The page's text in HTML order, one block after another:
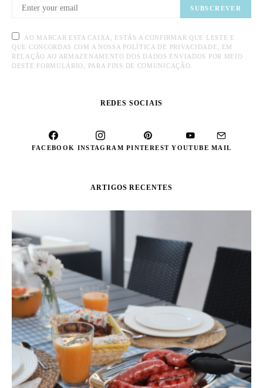
SUBSCREVER
AO MARCAR ESTA CAIXA, ESTÁS A CONFIRMAR QUE LESTE E
QUE CONCORDAS COM A NOSSA POLÍTICA DE PRIVACIDADE, EM
RELAÇÃO AO ARMAZENAMENTO DOS DADOS ENVIADOS POR MEIO
DESTE FORMULÁRIO, PARA FINS DE COMUNICAÇÃO.
REDES SOCIAIS
FACEBOOK INSTAGRAM PINTEREST YOUTUBE MAIL
ARTIGOS RECENTES